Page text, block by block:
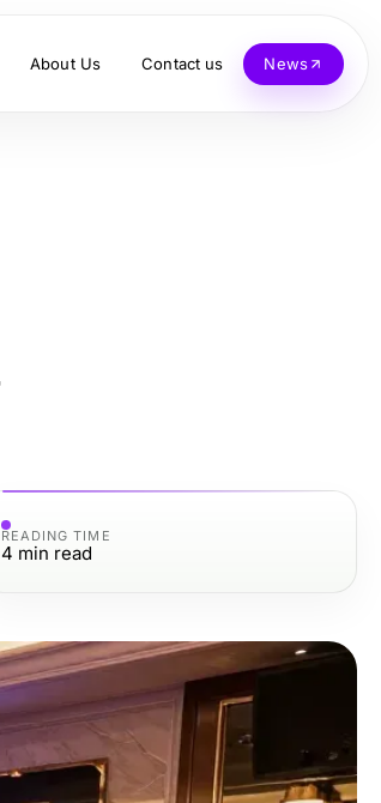
About Us Contact us News
READING TIME
4 min read